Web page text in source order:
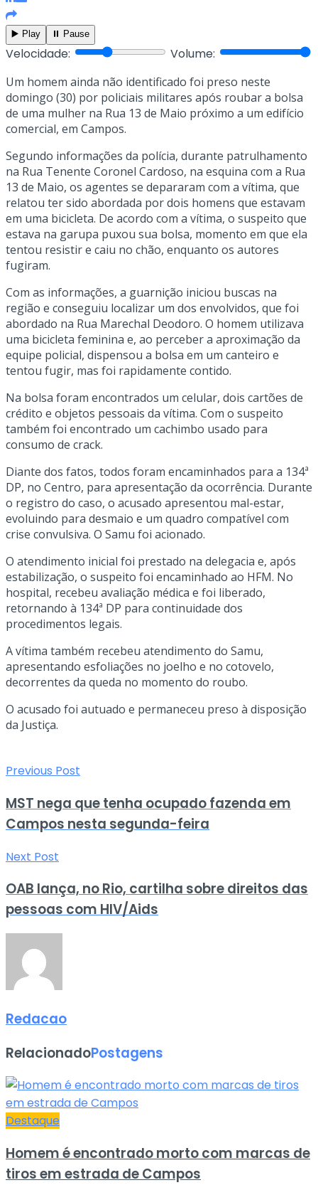
▶️ Play ⏸️ Pause
Velocidade: Volume:
Um homem ainda não identificado foi preso neste
domingo (30) por policiais militares após roubar a bolsa
de uma mulher na Rua 13 de Maio próximo a um edifício
comercial, em Campos.
Segundo informações da polícia, durante patrulhamento
na Rua Tenente Coronel Cardoso, na esquina com a Rua
13 de Maio, os agentes se depararam com a vítima, que
relatou ter sido abordada por dois homens que estavam
em uma bicicleta. De acordo com a vítima, o suspeito que
estava na garupa puxou sua bolsa, momento em que ela
tentou resistir e caiu no chão, enquanto os autores
fugiram.
Com as informações, a guarnição iniciou buscas na
região e conseguiu localizar um dos envolvidos, que foi
abordado na Rua Marechal Deodoro. O homem utilizava
uma bicicleta feminina e, ao perceber a aproximação da
equipe policial, dispensou a bolsa em um canteiro e
tentou fugir, mas foi rapidamente contido.
Na bolsa foram encontrados um celular, dois cartões de
crédito e objetos pessoais da vítima. Com o suspeito
também foi encontrado um cachimbo usado para
consumo de crack.
Diante dos fatos, todos foram encaminhados para a 134ª
DP, no Centro, para apresentação da ocorrência. Durante
o registro do caso, o acusado apresentou mal-estar,
evoluindo para desmaio e um quadro compatível com
crise convulsiva. O Samu foi acionado.
O atendimento inicial foi prestado na delegacia e, após
estabilização, o suspeito foi encaminhado ao HFM. No
hospital, recebeu avaliação médica e foi liberado,
retornando à 134ª DP para continuidade dos
procedimentos legais.
A vítima também recebeu atendimento do Samu,
apresentando esfoliações no joelho e no cotovelo,
decorrentes da queda no momento do roubo.
O acusado foi autuado e permaneceu preso à disposição
da Justiça.
Previous Post
MST nega que tenha ocupado fazenda em
Campos nesta segunda-feira
Next Post
OAB lança, no Rio, cartilha sobre direitos das
pessoas com HIV/Aids
Redacao
RelacionadoPostagens
Destaque
Homem é encontrado morto com marcas de
tiros em estrada de Campos